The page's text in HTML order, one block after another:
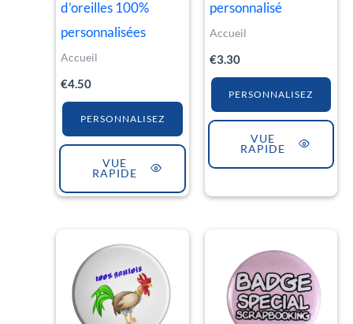
d’oreilles 100%
personnalisées
Accueil
€4.50
PERSONNALISEZ
VUE
RAPIDE
personnalisé
Accueil
€3.30
PERSONNALISEZ
VUE
RAPIDE
de
prix :
€1.30
à
€4.50
produit
a
plusieurs